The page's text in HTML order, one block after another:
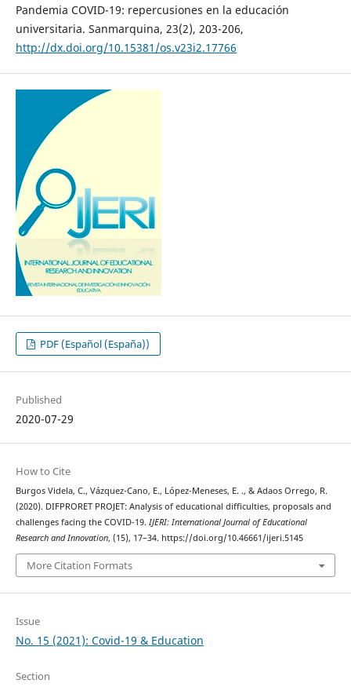
Pandemia COVID-19: repercusiones en la educación
universitaria. Sanmarquina, 23(2), 203-206,
http://dx.doi.org/10.15381/os.v23i2.17766
PDF (Español (España))
Published
2020-07-29
How to Cite
Burgos Videla, C., Vázquez-Cano, E., López-Meneses, E. ., & Adaos Orrego, R.
(2020). DIFPRORET PROJET: Analysis of educational difficulties, proposals and
challenges facing the COVID-19. IJERI: International Journal of Educational
Research and Innovation, (15), 17–34. https://doi.org/10.46661/ijeri.5145
More Citation Formats
Issue
No. 15 (2021): Covid-19 & Education
Section